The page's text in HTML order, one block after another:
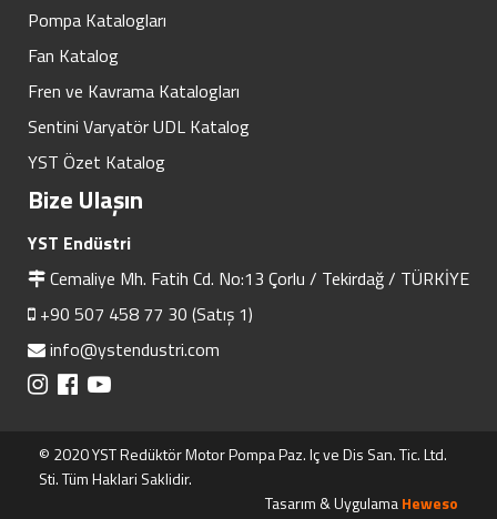
Pompa Katalogları
Fan Katalog
Fren ve Kavrama Katalogları
Sentini Varyatör UDL Katalog
YST Özet Katalog
Bize Ulaşın
YST Endüstri
Cemaliye Mh. Fatih Cd. No:13 Çorlu / Tekirdağ / TÜRKİYE
+90 507 458 77 30 (Satış 1)
info@ystendustri.com
© 2020 YST Redüktör Motor Pompa Paz. Iç ve Dis San. Tic. Ltd.
Sti. Tüm Haklari Saklidir.
Tasarım & UygulamaHeweso